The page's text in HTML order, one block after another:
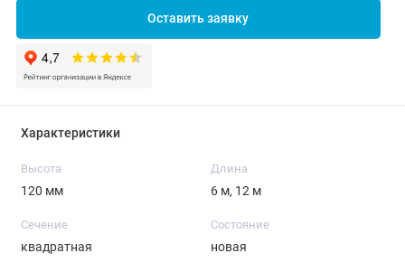
Оставить заявку
Характеристики
Высота
120 мм
Длина
6 м, 12 м
Сечение
квадратная
Состояние
новая